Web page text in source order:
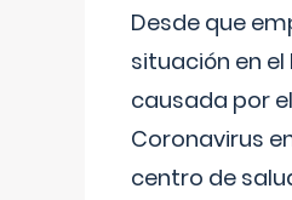
Desde que
situación en el
causada por el
Coronavirus
centro de